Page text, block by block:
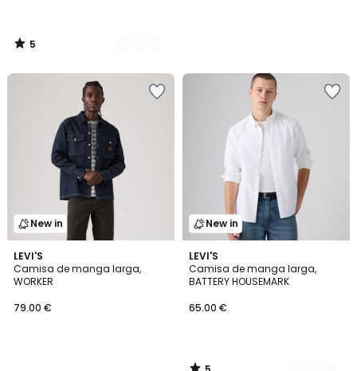
5
/
New in
LEVI'S
Camisa de manga larga,
WORKER
79.00 €
New in
LEVI'S
Camisa de manga larga,
BATTERY HOUSEMARK
65.00 €
5
/
5
2
Colores